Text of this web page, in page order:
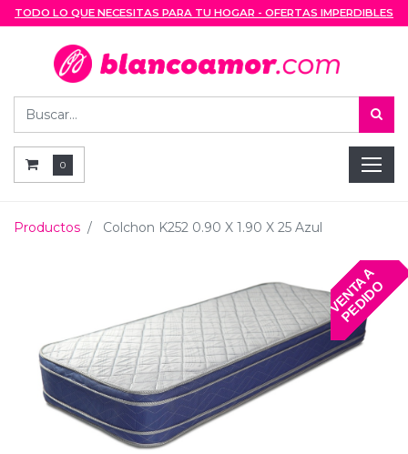
TODO LO QUE NECESITAS PARA TU HOGAR - OFERTAS IMPERDIBLES
0
Productos Colchon K252 0.90 X 1.90 X 25 Azul
V
E
N
T
A
A
P
E
D
I
D
O